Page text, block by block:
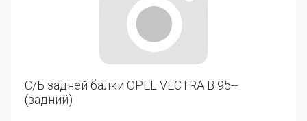
С/Б задней балки OPEL VECTRA B 95--
(задний)